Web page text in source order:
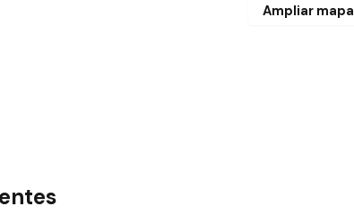
Ampliar mapa